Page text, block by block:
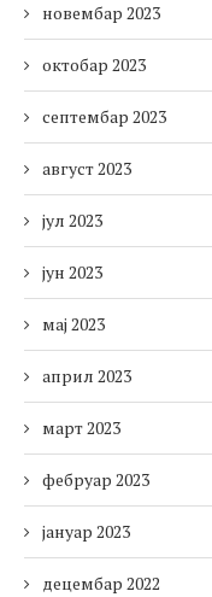
новембар 2023
октобар 2023
септембар 2023
август 2023
јул 2023
јун 2023
мај 2023
април 2023
март 2023
фебруар 2023
јануар 2023
децембар 2022